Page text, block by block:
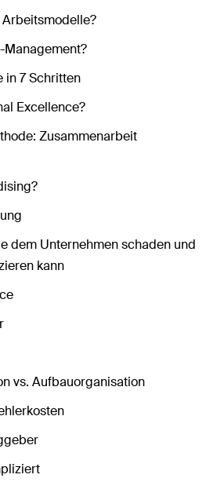
Management?
in 7 Schritten
Excellence?
Zusammenarbeit
dem Unternehmen schaden und
kann
vs. Aufbauorganisation